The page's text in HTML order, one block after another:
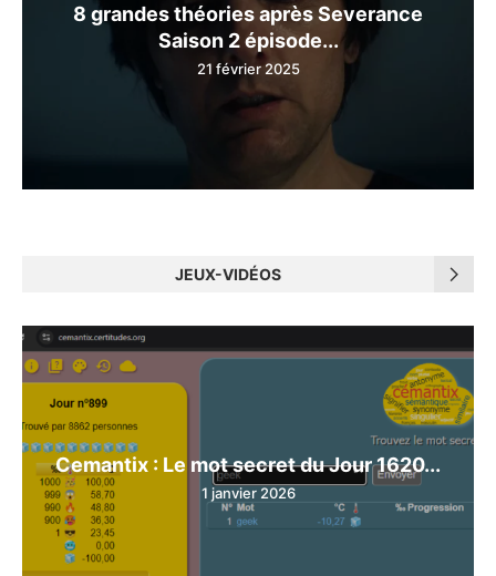
8 grandes théories après Severance
Saison 2 épisode...
21 février 2025
JEUX-VIDÉOS
Cemantix : Le mot secret du Jour 1620...
1 janvier 2026